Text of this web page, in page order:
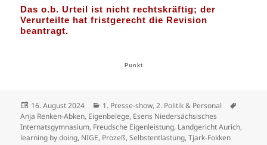
Das o.b. Urteil ist nicht rechtskräftig; der
Verurteilte hat fristgerecht die Revision
beantragt.
Punkt
Veröffentlicht
am
16. August 2024 Kategorien
1. Presse-show,2. Politik & Personal
Anja Renken-Abken, Eigenbelege, Esens Niedersächsisches
Internatsgymnasium, Freudsche Eigenleistung, Landgericht Aurich,
learning by doing, NIGE, Prozeß,Selbstentlastung,Tjark-Fokken